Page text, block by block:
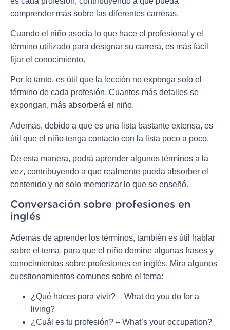
comprender más sobre las diferentes carreras.
Cuando el niño asocia lo que hace el profesional y el
término utilizado para designar su carrera, es más fácil
fijar el conocimiento.
Por lo tanto, es útil que la lección no exponga solo el
término de cada profesión. Cuantos más detalles se
expongan, más absorberá el niño.
Además, debido a que es una lista bastante extensa, es
útil que el niño tenga contacto con la lista poco a poco.
De esta manera, podrá aprender algunos términos a la
vez, contribuyendo a que realmente pueda absorber el
contenido y no solo memorizar lo que se enseñó.
Conversación sobre profesiones en
inglés
Además de aprender los términos, también es útil hablar
sobre el tema, para que el niño domine algunas frases y
conocimientos sobre profesiones en inglés. Mira algunos
cuestionamientos comunes sobre el tema:
¿Qué haces para vivir? – What do you do for a
living?
¿Cuál es tu profesión? – What’s your occupation?